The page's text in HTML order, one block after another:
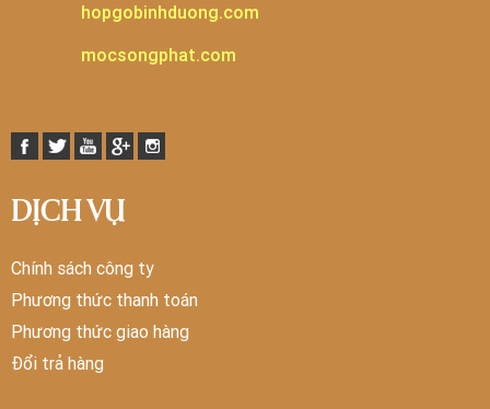
hopgobinhduong.com
mocsongphat.com
DỊCH VỤ
Chính sách công ty
Phương thức thanh toán
Phương thức giao hàng
Đổi trả hàng